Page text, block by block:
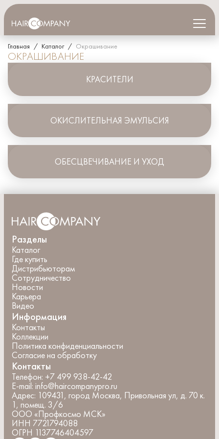
КАТАЛОГ
ДИСТРИБЬЮТОРАМ
СОТРУДНИЧЕСТВО
НОВОСТИ
ПОИСК
Главная / Каталог / Окрашивание
ОКРАШИВАНИЕ
КРАСИТЕЛИ
ОКИСЛИТЕЛЬНАЯ ЭМУЛЬСИЯ
ОБЕСЦВЕЧИВАНИЕ И УХОД
Разделы
Каталог
Где купить
Дистрибьюторам
Сотрудничество
Новости
Карьера
Видео
Информация
Контакты
Коллекции
Политика конфиденциальности
Согласие на обработку
Контакты
Телефон: +7 499 938-42-42
E-mail: info@haircompanypro.ru
Адрес: 109431, город Москва, Привольная ул, д. 70 к.
1, помещ. 3/6
ООО «Профкосмо МСК»
ИНН 7721794088
ОГРН 1137746404597